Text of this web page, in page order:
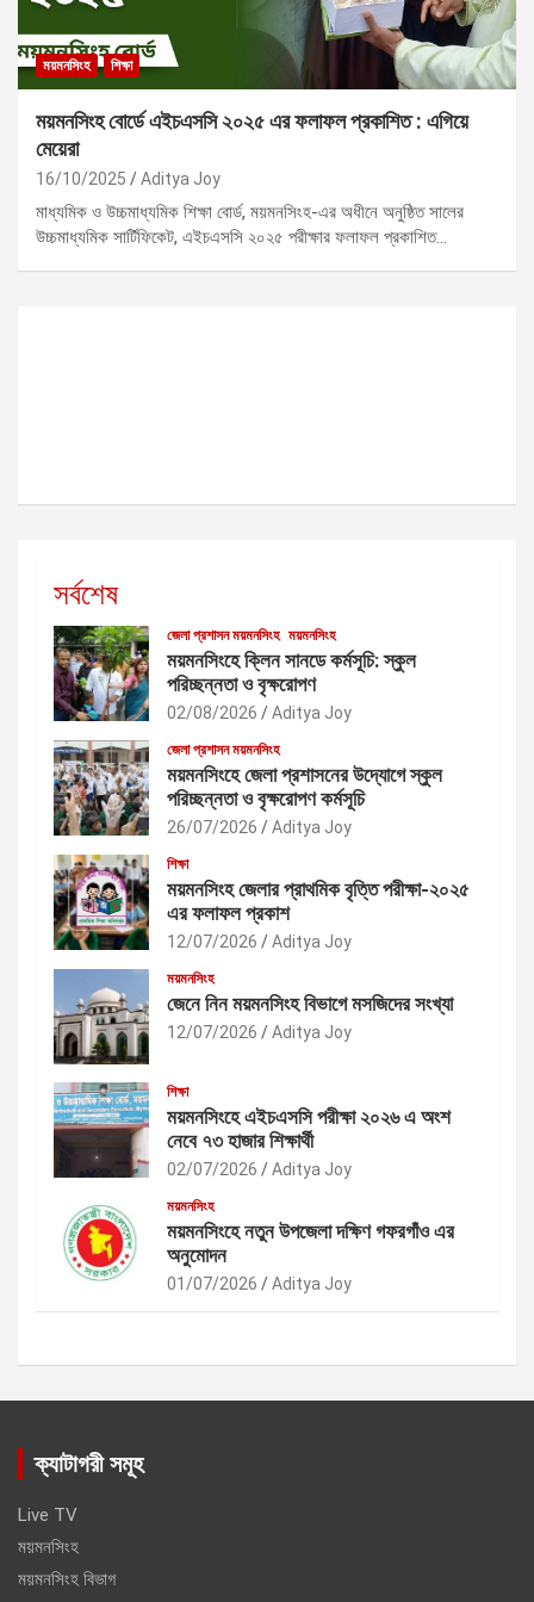
ময়মনসিংহ শিক্ষা
ময়মনসিংহ বোর্ডে এইচএসসি ২০২৫ এর ফলাফল প্রকাশিত : এগিয়ে
মেয়েরা
16/10/2025 Aditya Joy
মাধ্যমিক ও উচ্চমাধ্যমিক শিক্ষা বোর্ড, ময়মনসিংহ-এর অধীনে অনুষ্ঠিত সালের
উচ্চমাধ্যমিক সার্টিফিকেট, এইচএসসি ২০২৫ পরীক্ষার ফলাফল প্রকাশিত…
সর্বশেষ
জেলা প্রশাসন ময়মনসিংহ ময়মনসিংহ
ময়মনসিংহে ক্লিন সানডে কর্মসূচি: স্কুল
পরিচ্ছন্নতা ও বৃক্ষরোপণ
02/08/2026 Aditya Joy
জেলা প্রশাসন ময়মনসিংহ
ময়মনসিংহে জেলা প্রশাসনের উদ্যোগে স্কুল
পরিচ্ছন্নতা ও বৃক্ষরোপণ কর্মসূচি
26/07/2026 Aditya Joy
শিক্ষা
ময়মনসিংহ জেলার প্রাথমিক বৃত্তি পরীক্ষা-২০২৫
এর ফলাফল প্রকাশ
12/07/2026 Aditya Joy
ময়মনসিংহ
জেনে নিন ময়মনসিংহ বিভাগে মসজিদের সংখ্যা
12/07/2026 Aditya Joy
শিক্ষা
ময়মনসিংহে এইচএসসি পরীক্ষা ২০২৬ এ অংশ
নেবে ৭৩ হাজার শিক্ষার্থী
02/07/2026 Aditya Joy
ময়মনসিংহ
ময়মনসিংহে নতুন উপজেলা দক্ষিণ গফরগাঁও এর
অনুমোদন
01/07/2026 Aditya Joy
ক্যাটাগরী সমূহ
Live TV
ময়মনসিংহ
ময়মনসিংহ বিভাগ